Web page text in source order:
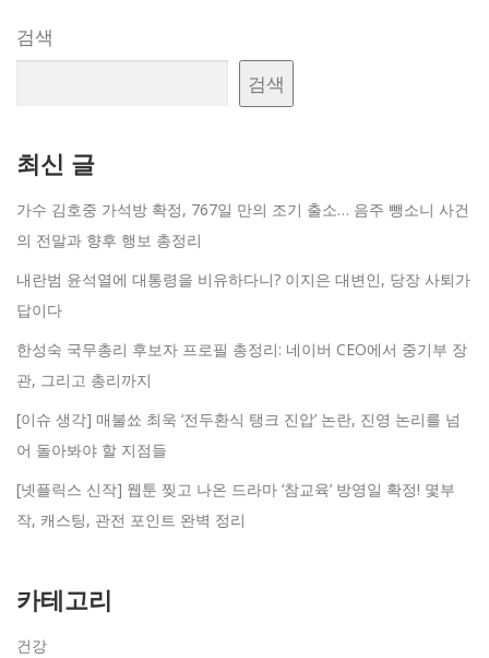
검색
검색
최신 글
가수 김호중 가석방 확정, 767일 만의 조기 출소… 음주 뺑소니 사건
의 전말과 향후 행보 총정리
내란범 윤석열에 대통령을 비유하다니? 이지은 대변인, 당장 사퇴가
답이다
한성숙 국무총리 후보자 프로필 총정리: 네이버 CEO에서 중기부 장
관, 그리고 총리까지
[이슈 생각] 매불쑈 최욱 ‘전두환식 탱크 진압’ 논란, 진영 논리를 넘
어 돌아봐야 할 지점들
[넷플릭스 신작] 웹툰 찢고 나온 드라마 ‘참교육’ 방영일 확정! 몇부
작, 캐스팅, 관전 포인트 완벽 정리
카테고리
건강